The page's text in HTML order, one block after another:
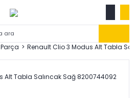
Renault Clio 3 Modus Alt Tabla